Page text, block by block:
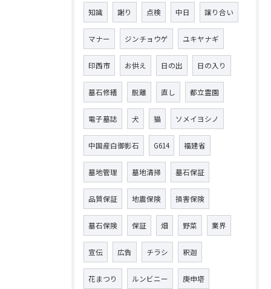
知識 謝り 点検 中日 譲り合い
マナー ジンチョウゲ ユキヤナギ
印西市 お供え 日の出 日の入り
墓石修繕 脱離 直し 都立霊園
電子墓誌 犬 猫 ソメイヨシノ
中国産白御影石 G614 福建省
墓地管理 墓地清掃 墓石保証
品質保証 地震保険 損害保険
墓石保険 保証 畑 野菜 業界
宣伝 広告 チラシ 釈迦
花まつり ルンビニー 庚申塔